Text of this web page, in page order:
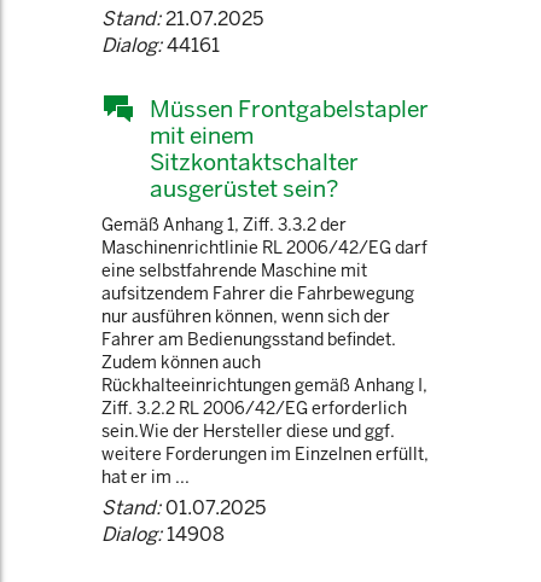
Stand:21.07.2025
Dialog:44161
Müssen Frontgabelstapler
mit einem
Sitzkontaktschalter
ausgerüstet sein?
Gemäß Anhang 1, Ziff. 3.3.2 der
Maschinenrichtlinie RL 2006/42/EG darf
eine selbstfahrende Maschine mit
aufsitzendem Fahrer die Fahrbewegung
nur ausführen können, wenn sich der
Fahrer am Bedienungsstand befindet.
Zudem können auch
Rückhalteeinrichtungen gemäß Anhang I,
Ziff. 3.2.2 RL 2006/42/EG erforderlich
sein.Wie der Hersteller diese und ggf.
weitere Forderungen im Einzelnen erfüllt,
hat er im ...
Stand:01.07.2025
Dialog:14908